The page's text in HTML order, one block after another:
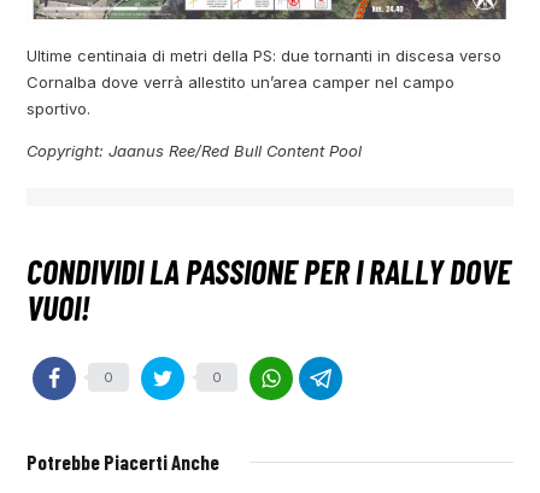
Ultime centinaia di metri della PS: due tornanti in discesa verso
Cornalba dove verrà allestito un’area camper nel campo
sportivo.
Copyright: Jaanus Ree/Red Bull Content Pool
0 0
Potrebbe Piacerti Anche